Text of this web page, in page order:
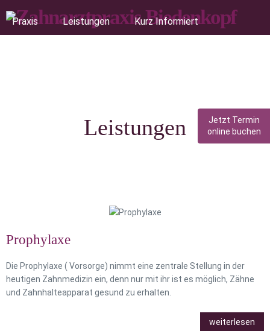
Jetzt Termin
online buchen
Praxis Leistungen Kurz Informiert
Leistungen
Prophylaxe
Die Prophylaxe ( Vorsorge) nimmt eine zentrale Stellung in der
heutigen Zahnmedizin ein, denn nur mit ihr ist es möglich, Zähne
und Zahnhalteapparat gesund zu erhalten.
weiterlesen